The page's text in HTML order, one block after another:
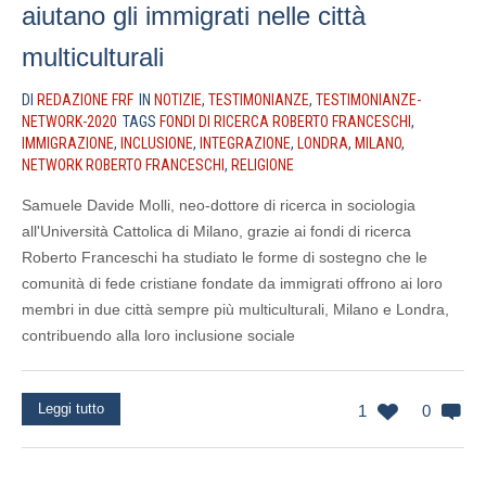
aiutano gli immigrati nelle città
multiculturali
DI REDAZIONE FRF IN NOTIZIE, TESTIMONIANZE, TESTIMONIANZE-
NETWORK-2020 TAGS FONDI DI RICERCA ROBERTO FRANCESCHI ,
IMMIGRAZIONE, INCLUSIONE, INTEGRAZIONE, LONDRA, MILANO,
NETWORK ROBERTO FRANCESCHI , RELIGIONE
⁣⁣Samuele Davide Molli, neo-dottore di ricerca in sociologia
all'Università Cattolica di Milano, grazie ai fondi di ricerca
Roberto Franceschi ⁣ha studiato le forme di sostegno che le
comunità di fede cristiane fondate da immigrati offrono ai loro
membri in due città sempre più multiculturali, Milano e Londra,
contribuendo alla loro inclusione sociale
1 0
Leggi tutto